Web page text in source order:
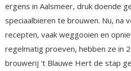
ergens in Aalsmeer, druk doende
speciaalbieren te brouwen. Nu, na
recepten, vaak weggooien en
regelmatig proeven, hebben ze in
brouwerij 't Blauwe Hert de stap